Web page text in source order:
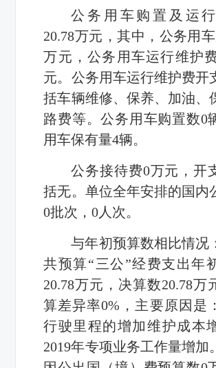
公务用车购置及运
20.78万元，其中，公务用
万元，公务用车运行维护
元。公务用车运行维护费开
括车辆维修、保养、加油、
路费等。公务用车购置数0
用车保有量4辆。
公务接待费0万元，开
括无。单位全年安排的国内
0批次，0人次。
与年初预算数相比情况
共预算“三公”经费支出年
20.78万元，决算数20.78万
算差异率0% ，主要原因是：
行驶里程的增加维护成本
2019年专项业务工作量增加